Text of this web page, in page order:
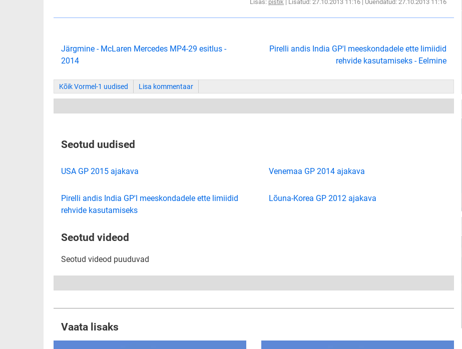
Lisas: pistik | Lisatud: 27.10.2013 11:16 | Uuendatud: 27.10.2013 11:16
Järgmine - McLaren Mercedes MP4-29 esitlus -
2014
Pirelli andis India GP'l meeskondadele ette limiidid
rehvide kasutamiseks - Eelmine
Kõik Vormel-1 uudised Lisa kommentaar
Seotud uudised
USA GP 2015 ajakava Venemaa GP 2014 ajakava
Pirelli andis India GP'l meeskondadele ette limiidid
rehvide kasutamiseks
Lõuna-Korea GP 2012 ajakava
Seotud videod
Seotud videod puuduvad
Vaata lisaks